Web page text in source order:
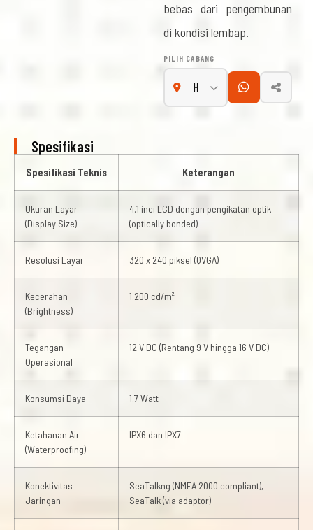
bebas dari pengembunan
di kondisi lembap.
PILIH CABANG
Spesifikasi
Spesifikasi Teknis Keterangan
Ukuran Layar
(Display Size)
4.1 inci LCD dengan pengikatan optik
(optically bonded)
Resolusi Layar 320 x 240 piksel (QVGA)
Kecerahan
(Brightness)
1.200 cd/m²
Tegangan
Operasional
12 V DC (Rentang 9 V hingga 16 V DC)
Konsumsi Daya 1.7 Watt
Ketahanan Air
(Waterproofing)
IPX6 dan IPX7
Konektivitas
Jaringan
SeaTalkng (NMEA 2000 compliant),
SeaTalk (via adaptor)